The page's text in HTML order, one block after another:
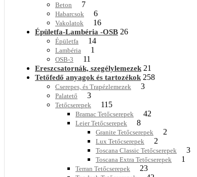
Beton 7
Habarcsok 6
Vakolatok 16
Épületfa-Lambéria -OSB 26
Épületfa 14
Lambéria 1
OSB-3 11
Ereszcsatornák, szegélylemezek 21
Tetőfedő anyagok és tartozékok 258
Cserepes, és Trapézlemezek 3
Palatető 3
Tetőcserepek 115
Bramac Tetőcserepek 42
Leier Tetőcserepek 8
Granite Tetőcserepek 2
Lux Tetőcserepek 2
Toscana Classic Tetőcserepek 3
Toscana Extra Tetőcserepek 1
Terran Tetőcserepek 23